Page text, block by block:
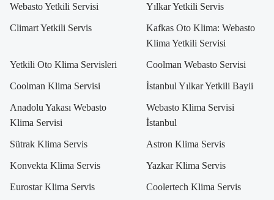
Webasto Yetkili Servisi Yılkar Yetkili Servis
Climart Yetkili Servis
Kafkas Oto Klima: Webasto
Klima Yetkili Servisi
Yetkili Oto Klima Servisleri Coolman Webasto Servisi
Coolman Klima Servisi İstanbul Yılkar Yetkili Bayii
Anadolu Yakası Webasto
Klima Servisi
Webasto Klima Servisi
İstanbul
Sütrak Klima Servis Astron Klima Servis
Konvekta Klima Servis Yazkar Klima Servis
Eurostar Klima Servis Coolertech Klima Servis